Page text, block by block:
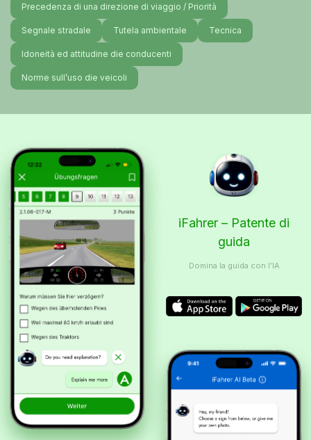
Precedenza di una direzione di viaggio / Priorità
Segnale stradale Tutela ambientale Tecnica
Idoneità ed attitudine die conducenti
Norme sull’uso die veicoli
iFahrer – Patente di
guida
Domina la guida con l’IA